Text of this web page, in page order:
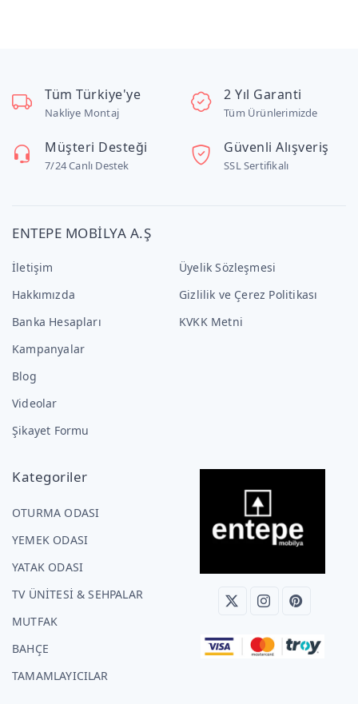
Tüm Türkiye'ye
Nakliye Montaj
2 Yıl Garanti
Tüm Ürünlerimizde
Müşteri Desteği
7/24 Canlı Destek
Güvenli Alışveriş
SSL Sertifikalı
ENTEPE MOBİLYA A.Ş
İletişim
Hakkımızda
Banka Hesapları
Kampanyalar
Blog
Videolar
Şikayet Formu
Üyelik Sözleşmesi
Gizlilik ve Çerez Politikası
KVKK Metni
Kategoriler
OTURMA ODASI
YEMEK ODASI
YATAK ODASI
TV ÜNİTESİ & SEHPALAR
MUTFAK
BAHÇE
TAMAMLAYICILAR